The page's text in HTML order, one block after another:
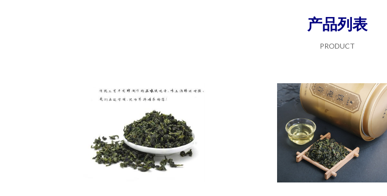
产品列表
PRODUCT